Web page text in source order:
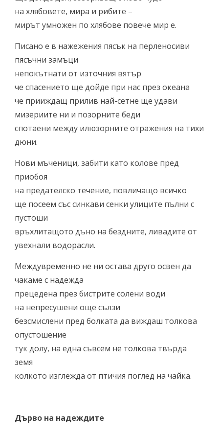
на хлябовете, мира и рибите –
мирът умножен по хлябове повече мир е.
Писано е в нажежения пясък на перленосиви
пясъчни замъци
непокътнати от източния вятър
че спасението ще дойде при нас през океана
че прииждащ прилив най-сетне ще удави
мизериите ни и позорните беди
спотаени между илюзорните отражения на тихи
дюни.
Нови мъченици, забити като колове пред
приобоя
на предателско течение, повличащо всичко
ще посеем със синкави сенки улиците пълни с
пустоши
връхлитащото дъно на бездните, ливадите от
увехнали водорасли.
Междувременно не ни остава друго освен да
чакаме с надежда
прецедена през бистрите солени води
на непресушени още сълзи
безсмислени пред болката да виждаш толкова
опустошение
тук долу, на една съвсем не толкова твърда
земя
колкото изглежда от птичия поглед на чайка.
Дърво на надеждите